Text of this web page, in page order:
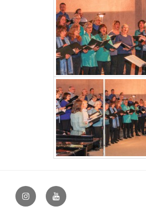
@vocapellabielefeld
YouTube
–